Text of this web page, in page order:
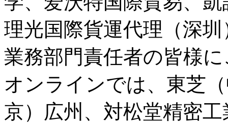
理光国際貨運代理（深
業務部門責任者の皆様
オンラインでは、東芝
京）広州、対松堂精密